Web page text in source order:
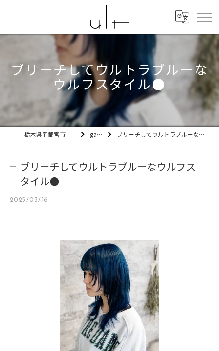
ブリーチしてウルトラブルーな
ウルフスタイル🌑
栃木県宇都宮市の美容室ult gallery ブリーチしてウルトラブルーなウルフスタイル🌑
ブリーチしてウルトラブルーなウルフス
タイル🌑
2025/03/16